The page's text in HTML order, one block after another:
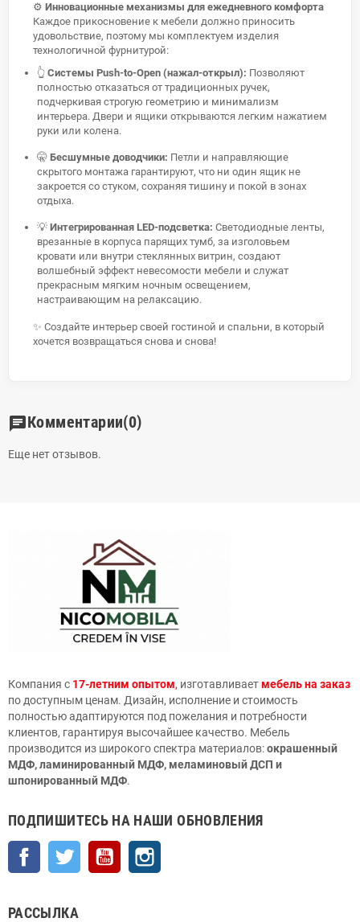
⚙️ Инновационные механизмы для ежедневного комфорта
Каждое прикосновение к мебели должно приносить
удовольствие, поэтому мы комплектуем изделия
технологичной фурнитурой:
👆 Системы Push-to-Open (нажал-открыл): Позволяют
полностью отказаться от традиционных ручек,
подчеркивая строгую геометрию и минимализм
интерьера. Двери и ящики открываются легким нажатием
руки или колена.
🤫 Бесшумные доводчики: Петли и направляющие
скрытого монтажа гарантируют, что ни один ящик не
закроется со стуком, сохраняя тишину и покой в зонах
отдыха.
💡 Интегрированная LED-подсветка: Светодиодные ленты,
врезанные в корпуса парящих тумб, за изголовьем
кровати или внутри стеклянных витрин, создают
волшебный эффект невесомости мебели и служат
прекрасным мягким ночным освещением,
настраивающим на релаксацию.
✨ Создайте интерьер своей гостиной и спальни, в который
хочется возвращаться снова и снова!
chatКомментарии(0)
Еще нет отзывов.
Компания с 17-летним опытом, изготавливаетмебель на заказ
по доступным ценам. Дизайн, исполнение и стоимость
полностью адаптируются под пожелания и потребности
клиентов, гарантируя высочайшее качество. Мебель
производится из широкого спектра материалов:окрашенный
МДФ, ламинированный МДФ, меламиновый ДСП и
шпонированный МДФ.
ПОДПИШИТЕСЬ НА НАШИ ОБНОВЛЕНИЯ
Facebook Twitter YouTube
РАССЫЛКА